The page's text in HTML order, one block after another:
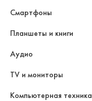
Смартфоны
Планшеты и книги
Аудио
TV и мониторы
Компьютерная техника